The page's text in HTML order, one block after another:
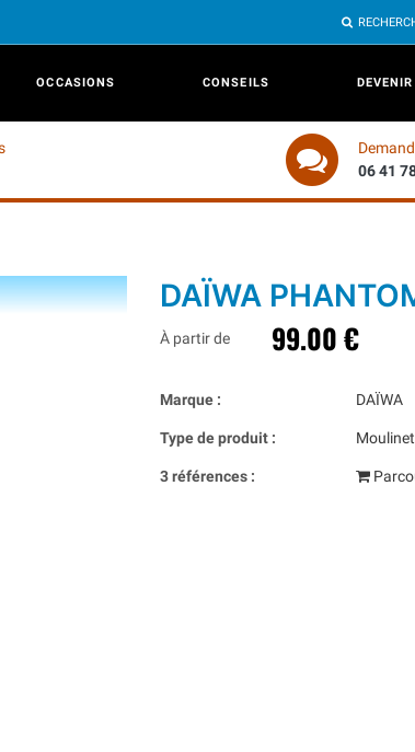
OCCASIONS CONSEILS
06 41
DAÏWA
À partir de 99.00 €
Marque : DAÏWA
Type de produit :
3 références :